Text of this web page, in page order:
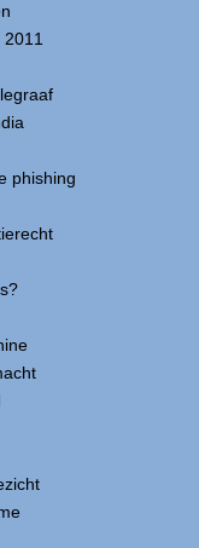
2011
phishing